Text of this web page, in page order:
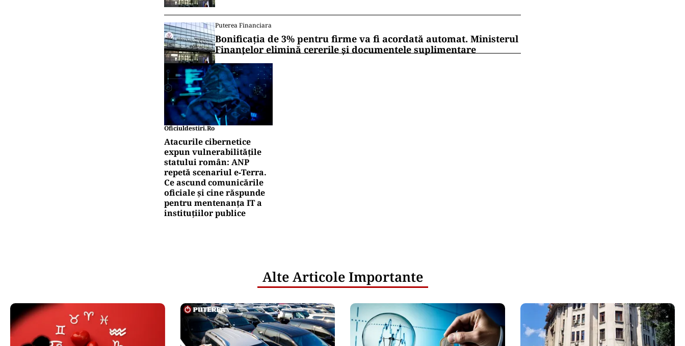
Puterea Financiara
Bonificația de 3% pentru firme va fi acordată automat. Ministerul
Finanțelor elimină cererile și documentele suplimentare
Oficiuldestiri.ro
Atacurile cibernetice
expun vulnerabilitățile
statului român: ANP
repetă scenariul e‑Terra.
Ce ascund comunicările
oficiale și cine răspunde
pentru mentenanța IT a
instituțiilor publice
Alte Articole Importante